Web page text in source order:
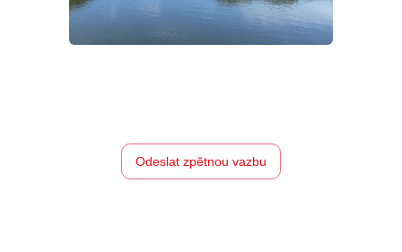
Odeslat zpětnou vazbu